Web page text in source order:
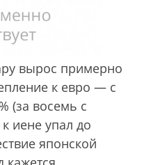
вырос примерно
к евро — с
(за восемь с
иене упал до
японской